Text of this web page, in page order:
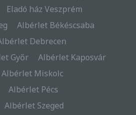
Eladó ház Veszprém
Albérlet Békéscsaba
Debrecen
Győr
Albérlet Kaposvár
Albérlet Miskolc
Albérlet Pécs
Albérlet Szeged